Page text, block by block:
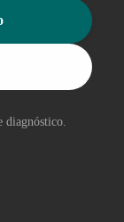
diagnóstico.